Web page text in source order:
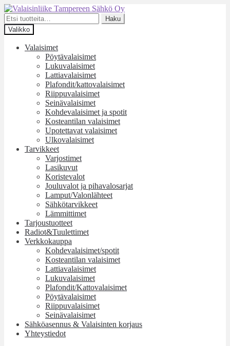
Siirry
navigointiin
Siirry
sisältöön
Etsi:
Haku
Valikko
Valaisimet
Pöytävalaisimet
Lukuvalaisimet
Lattiavalaisimet
Plafondit/kattovalaisimet
Riippuvalaisimet
Seinävalaisimet
Kohdevalaisimet ja spotit
Kosteantilan valaisimet
Upotettavat valaisimet
Ulkovalaisimet
Tarvikkeet
Varjostimet
Lasikuvut
Koristevalot
Jouluvalot ja pihavalosarjat
Lamput/Valonlähteet
Sähkötarvikkeet
Lämmittimet
Tarjoustuotteet
Radiot&Tuulettimet
Verkkokauppa
Kohdevalaisimet/spotit
Kosteantilan valaisimet
Lattiavalaisimet
Lukuvalaisimet
Plafondit/Kattovalaisimet
Pöytävalaisimet
Riippuvalaisimet
Seinävalaisimet
Sähköasennus & Valaisinten korjaus
Yhteystiedot